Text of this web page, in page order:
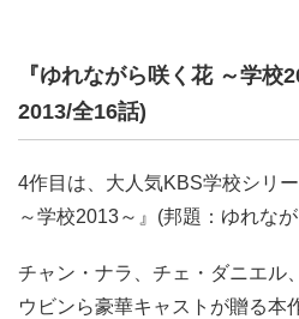
『ゆれながら咲く花 ～学校
2013/全16話)
4作目は、大人気KBS学校シリ
～学校2013～』(邦題：ゆれな
チャン・ナラ、チェ・ダニエル
ウビンら豪華キャストが贈る本